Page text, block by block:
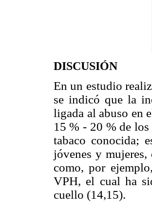
DISCUSIÓN
En un estudio
se indicó que la
ligada al abuso en
15 % - 20 % de
tabaco conocida;
jóvenes y
como, por
VPH, el cual ha
cuello (14,15).